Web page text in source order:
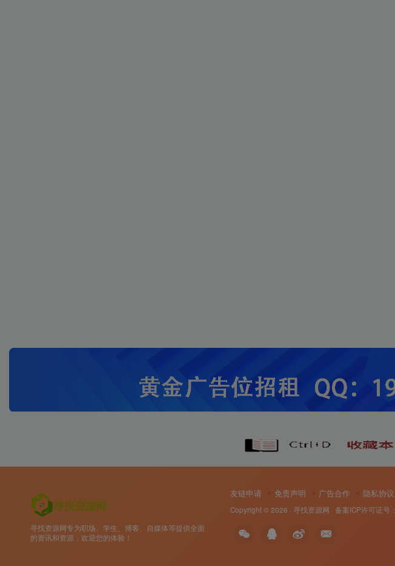
寻找资源网专为职场、学生、博客、自媒体等提供全面
的资讯和资源，欢迎您的体验！
友链申请 免责声明 广告合作 隐私协议
Copyright © 2026 · 寻找资源网 · 备案ICP许可证号：